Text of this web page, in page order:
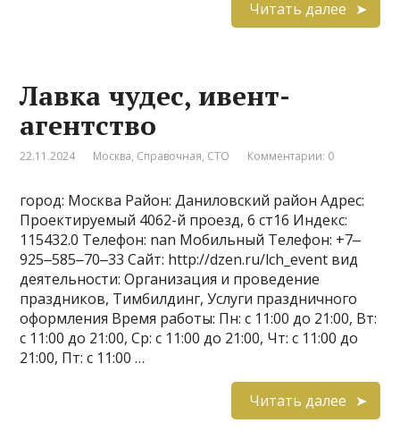
Читать далее
Лавка чудес, ивент-
агентство
22.11.2024 Москва, Справочная, СТО Комментарии: 0
город: Москва Район: Даниловский район Адрес:
Проектируемый 4062-й проезд, 6 ст16 Индекс:
115432.0 Телефон: nan Мобильный Телефон: +7‒
925‒585‒70‒33 Сайт: http://dzen.ru/lch_event вид
деятельности: Организация и проведение
праздников, Тимбилдинг, Услуги праздничного
оформления Время работы: Пн: с 11:00 до 21:00, Вт:
с 11:00 до 21:00, Ср: с 11:00 до 21:00, Чт: с 11:00 до
21:00, Пт: с 11:00 …
Читать далее